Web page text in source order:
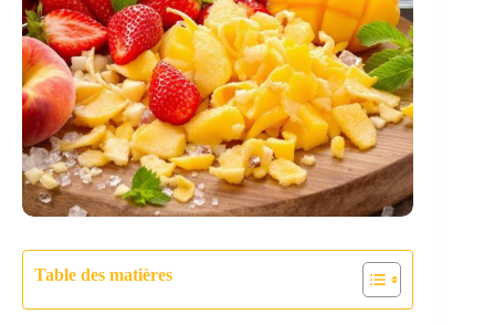
Table des matières